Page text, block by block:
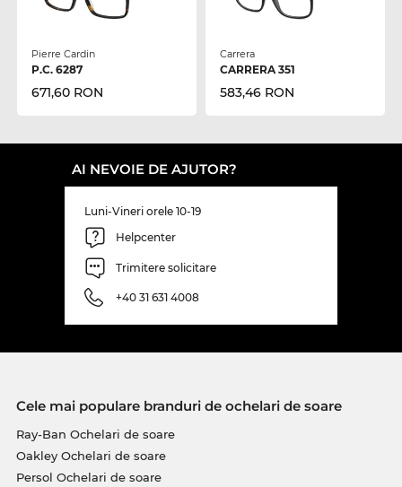
Pierre Cardin
P.C. 6287
671,60 RON
Carrera
CARRERA 351
583,46 RON
AI NEVOIE DE AJUTOR?
Luni-Vineri orele 10-19
Helpcenter
Trimitere solicitare
+40 31 631 4008
Cele mai populare branduri de ochelari de soare
Ray-Ban Ochelari de soare
Oakley Ochelari de soare
Persol Ochelari de soare